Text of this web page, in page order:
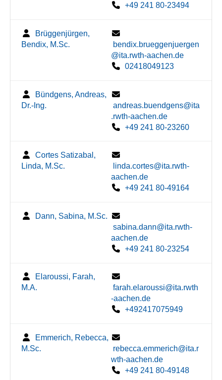
+49 241 80-23494
Brüggenjürgen,
Bendix, M.Sc.
bendix.brueggenjuergen
@ita.rwth-aachen.de
02418049123
Bündgens, Andreas,
Dr.-Ing.
andreas.buendgens@ita
.rwth-aachen.de
+49 241 80-23260
Cortes Satizabal,
Linda, M.Sc.
linda.cortes@ita.rwth-
aachen.de
+49 241 80-49164
Dann, Sabina, M.Sc.
sabina.dann@ita.rwth-
aachen.de
+49 241 80-23254
Elaroussi, Farah,
M.A.
farah.elaroussi@ita.rwth
-aachen.de
+492417075949
Emmerich, Rebecca,
M.Sc.
rebecca.emmerich@ita.r
wth-aachen.de
+49 241 80-49148